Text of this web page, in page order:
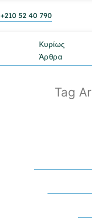
+210 52 40 790
Κυρίως
Άρθρα
Tag